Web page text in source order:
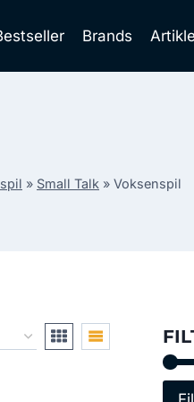
Brands
» Small Talk » Voksenspil